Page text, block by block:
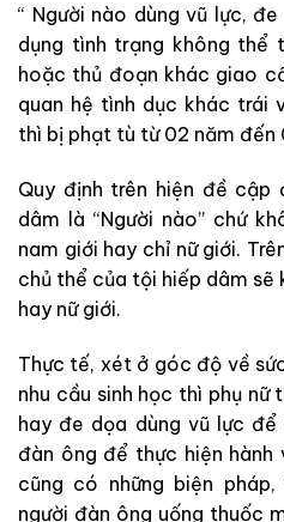
“ Người nào dùng vũ lực,
dụng tình trạng không thể
hoặc thủ đoạn khác giao
quan hệ tình dục khác trái
thì bị phạt tù từ 02 năm đến
Quy định trên hiện đề
dâm là “Người nào” chứ
nam giới hay chỉ nữ giới.
chủ thể của tội hiếp dâm sẽ
hay nữ giới.
Thực tế, xét ở góc độ về
nhu cầu sinh học thì phụ nữ
hay đe dọa dùng vũ lực
đàn ông để thực hiện hành
cũng có những biện
người đàn ông uống thuốc